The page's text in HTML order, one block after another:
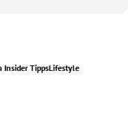
Insider TippsLifestyle